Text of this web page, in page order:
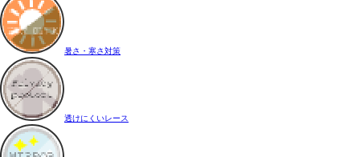
暑さ・寒さ対策
透けにくいレース